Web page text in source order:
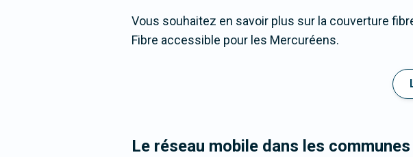
Vous souhaitez en savoir plus sur la couverture
Fibre accessible pour les Mercuréens.
Le réseau mobile dans les